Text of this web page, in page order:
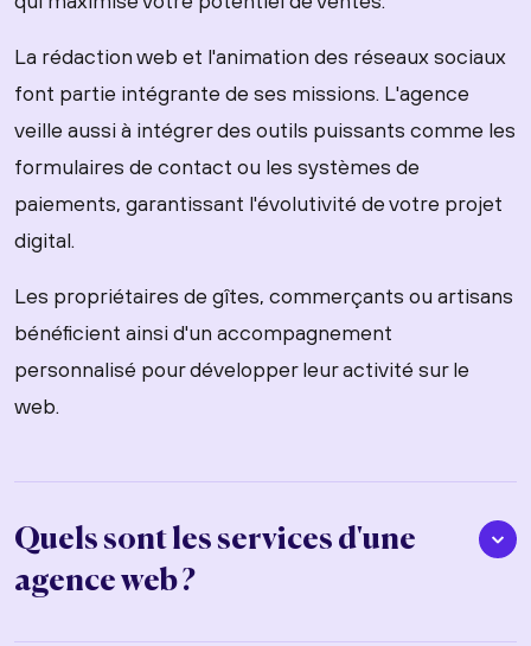
La rédaction web et l'animation des réseaux sociaux
font partie intégrante de ses missions. L'agence
veille aussi à intégrer des outils puissants comme les
formulaires de contact ou les systèmes de
paiements, garantissant l'évolutivité de votre projet
digital.
Les propriétaires de gîtes, commerçants ou artisans
bénéficient ainsi d'un accompagnement
personnalisé pour développer leur activité sur le
web.
Quels sont les services d'une
agence web ?